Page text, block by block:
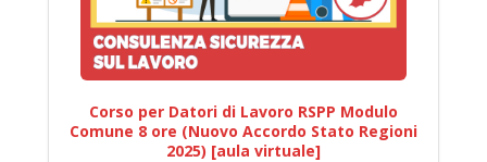
Corso per Datori di Lavoro RSPP Modulo
Comune 8 ore (Nuovo Accordo Stato Regioni
2025) [aula virtuale]